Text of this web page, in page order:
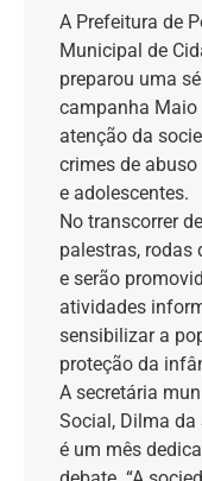
A Prefeitura de
Municipal de
preparou uma
campanha Maio
atenção da
crimes de
e adolescentes.
No transcorrer
palestras, rodas
e serão
atividades
sensibilizar a
proteção da
A secretária
Social, Dilma da
é um mês